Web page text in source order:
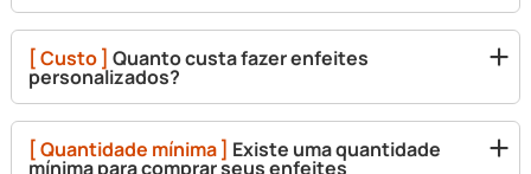
[ Custo ] Quanto custa fazer enfeites
personalizados?
[ Quantidade mínima ] Existe uma quantidade
mínima para comprar seus enfeites